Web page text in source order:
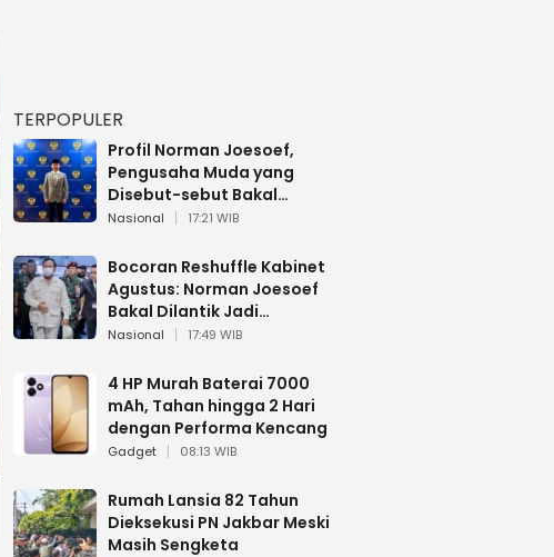
TERPOPULER
Profil Norman Joesoef,
Pengusaha Muda yang
Disebut-sebut Bakal
Dilantik Jadi Wamenhan RI
Nasional 17:21 WIB
Bocoran Reshuffle Kabinet
Agustus: Norman Joesoef
Bakal Dilantik Jadi
Wamenhan RI
Nasional 17:49 WIB
4 HP Murah Baterai 7000
mAh, Tahan hingga 2 Hari
dengan Performa Kencang
Gadget 08:13 WIB
Rumah Lansia 82 Tahun
Dieksekusi PN Jakbar Meski
Masih Sengketa